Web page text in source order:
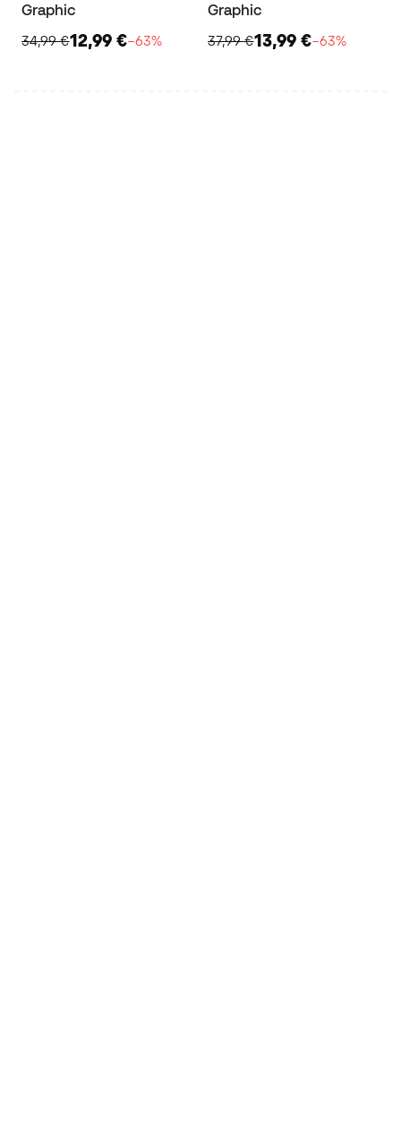
Graphic
34,99 €12,99 €−63%
Graphic
37,99 €13,99 €−63%